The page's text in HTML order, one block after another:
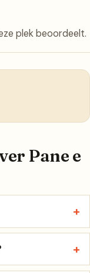
plek beoordeelt.
Pane e